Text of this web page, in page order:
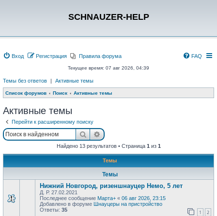
SCHNAUZER-HELP
Вход Регистрация Правила форума FAQ
Текущее время: 07 авг 2026, 04:39
Темы без ответов | Активные темы
Список форумов Поиск Активные темы
Активные темы
Перейти к расширенному поиску
ПоискРасширенный поиск
Найдено 13 результатов • Страница 1 из 1
Темы
Темы
Нижний Новгород, ризеншнауцер Немо, 5 лет
Д. Р. 27.02.2021
Последнее сообщение Марта+ « 06 авг 2026, 23:15
Добавлено в форуме Шнауцеры на пристройство
Ответы: 35 1 2